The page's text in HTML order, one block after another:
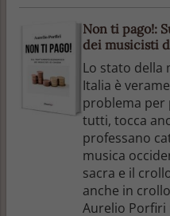
Non ti pago!:
dei musicisti
Lo stato della
Italia è
problema per
tutti, tocca
professano
musica
sacra e il
anche in
Aurelio Porfiri